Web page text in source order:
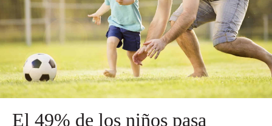
El 49% de los niños pasa